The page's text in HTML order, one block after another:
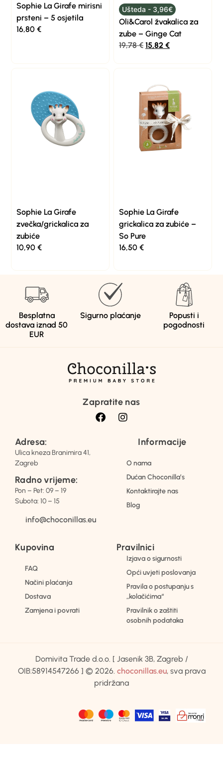
Sophie La Girafe mirisni
prsteni – 5 osjetila
16,80€
Ušteda - 3,96€
Oli&Carol žvakalica za
zube – Ginge Cat
19,78€ 15,82 €
Sophie La Girafe
zvečka/grickalica za
zubiće
10,90€
Sophie La Girafe
grickalica za zubiće –
So Pure
16,50 €
Besplatna
dostava iznad 50
EUR
Sigurno plaćanje
Popusti i
pogodnosti
Zapratite nas
Adresa:
Ulica kneza Branimira 41,
Zagreb
Radno vrijeme:
Pon – Pet: 09 – 19
Subota: 10 – 15
info@choconillas.eu
Informacije
O nama
Dućan Choconilla’s
Kontaktirajte nas
Blog
Kupovina
FAQ
Načini plaćanja
Dostava
Zamjena i povrati
Pravilnici
Izjava o sigurnosti
Opći uvjeti poslovanja
Pravila o postupanju s
„kolačićima“
Pravilnik o zaštiti
osobnih podataka
Domivita Trade d.o.o. [ Jasenik 3B, Zagreb /
OIB:58914547266 ] © 2026. choconillas.eu, sva prava
pridržana